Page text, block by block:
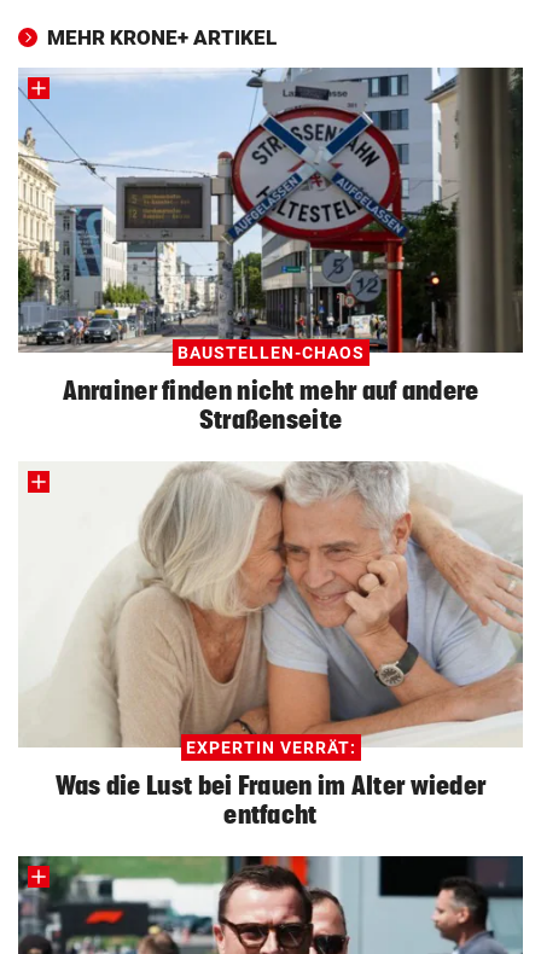
MEHR KRONE+ ARTIKEL
BAUSTELLEN-CHAOS
Anrainer finden nicht mehr auf andere
Straßenseite
EXPERTIN VERRÄT:
Was die Lust bei Frauen im Alter wieder
entfacht